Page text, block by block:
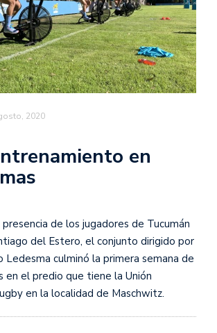
2020
en
presencia de los jugadores de Tucumán
del Estero, el conjunto dirigido por
Ledesma culminó la primera semana de
en el predio que tiene la Unión
en la localidad de Maschwitz.